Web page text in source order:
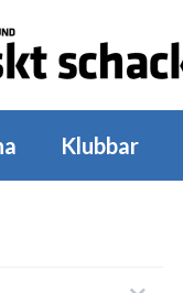
Klubbar